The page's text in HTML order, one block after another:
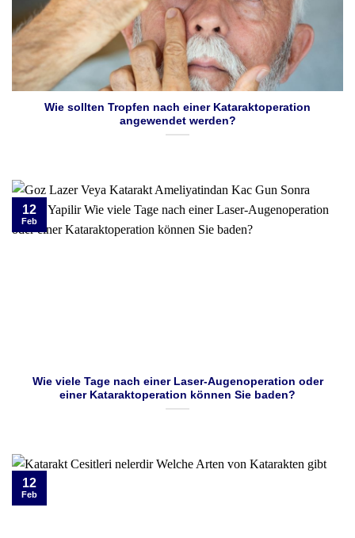
Wie sollten Tropfen nach einer Kataraktoperation
angewendet werden?
Wie viele Tage nach einer Laser-Augenoperation oder
einer Kataraktoperation können Sie baden?
12
Feb
12
Feb